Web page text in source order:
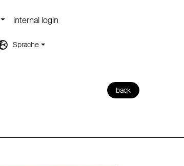
Sprache
internal login
back